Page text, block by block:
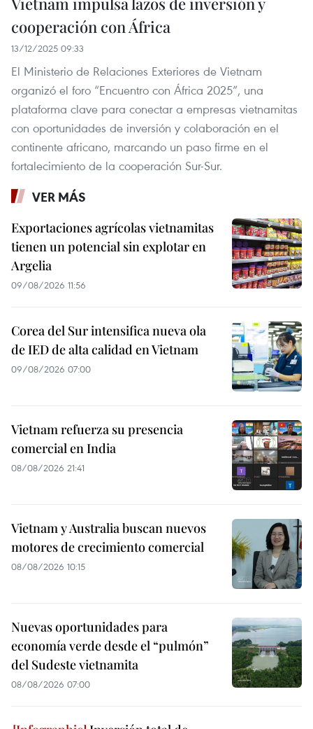
cooperación con África
13/12/2025 09:33
El Ministerio de Relaciones Exteriores de Vietnam
organizó el foro “Encuentro con África 2025”, una
plataforma clave para conectar a empresas vietnamitas
con oportunidades de inversión y colaboración en el
continente africano, marcando un paso firme en el
fortalecimiento de la cooperación Sur-Sur.
VER MÁS
Exportaciones agrícolas vietnamitas
tienen un potencial sin explotar en
Argelia
09/08/2026 11:56
Corea del Sur intensifica nueva ola
de IED de alta calidad en Vietnam
09/08/2026 07:00
Vietnam refuerza su presencia
comercial en India
08/08/2026 21:41
Vietnam y Australia buscan nuevos
motores de crecimiento comercial
08/08/2026 10:15
Nuevas oportunidades para
economía verde desde el “pulmón”
del Sudeste vietnamita
08/08/2026 07:00